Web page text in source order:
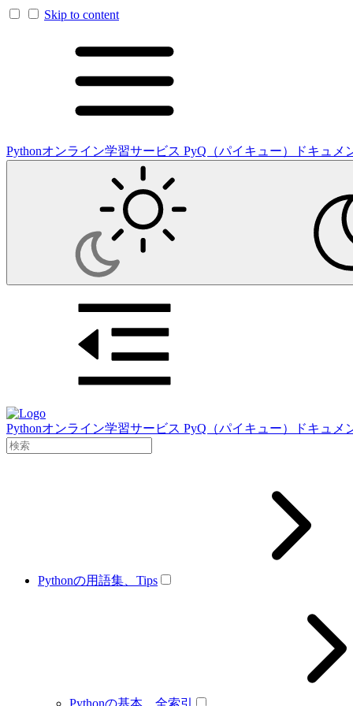
Skip to content
Pythonオンライン学習サービス PyQ（パイキュー）ドキュメ
Pythonオンライン学習サービス PyQ（パイキュー）ドキュメ
Pythonの用語集、Tips
Pythonの基本、全索引